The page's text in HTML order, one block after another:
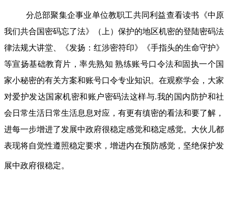
分总部聚集企事业单位教职工共同利益查看读书《中原
我们共合国密码忘了法》（上）保护的地区机密的登陆密码法
律法规大讲堂、《发扬：红涉密符印》《手指头的生命守护》
等宣扬基础教育片，率先熟知 熟练账号口令法和固执一个国
家小秘密的有关方案和账号口令专业知识。在观察学会，大家
对爱护发达国家机密和账户密码法这样与.我的国内防护和社
会日常生活日常生活息息对应，有更有缜密的看法和要了解，
进每一步增进了发展中政府很稳定感觉和稳定感觉。大伙儿都
表现将自觉性遵照稳定要求，增进内在预防感觉，坚绝保护发
展中政府很稳定。